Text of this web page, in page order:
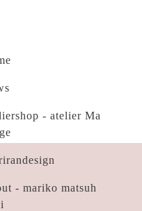
- atelier Ma
- mariko matsuh